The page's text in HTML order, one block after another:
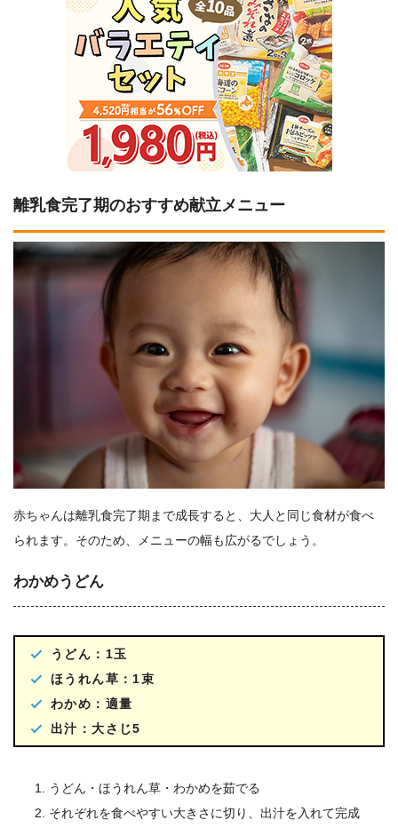
離乳食完了期のおすすめ献立メニュー
赤ちゃんは離乳食完了期まで成長すると、大人と同じ食材が食べ
られます。そのため、メニューの幅も広がるでしょう。
わかめうどん
うどん：1玉
ほうれん草：1束
わかめ：適量
出汁：大さじ5
うどん・ほうれん草・わかめを茹でる
それぞれを食べやすい大きさに切り、出汁を入れて完成